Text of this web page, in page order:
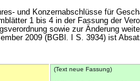
und Konzernabschlüsse für
1 bis 4 in der Fassung der
sowie zur Änderung
2009 (BGBl. I S. 3934) ist
(Text neue Fassung)